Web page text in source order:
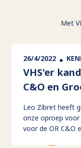
Met
26/4/2022
VHS'er
C&O en
Leo Zibret heeft
onze oproep
voor de OR C&O